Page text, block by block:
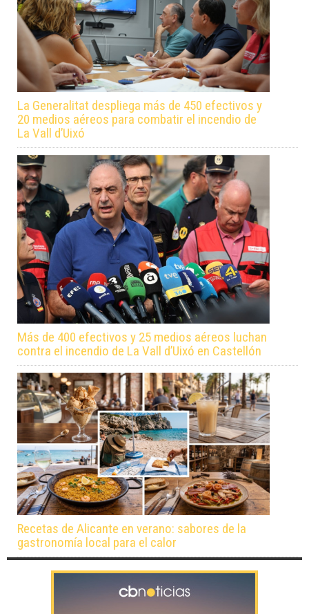
La Generalitat despliega más de 450 efectivos y
20 medios aéreos para combatir el incendio de
La Vall d’Uixó
Más de 400 efectivos y 25 medios aéreos luchan
contra el incendio de La Vall d’Uixó en Castellón
Recetas de Alicante en verano: sabores de la
gastronomía local para el calor